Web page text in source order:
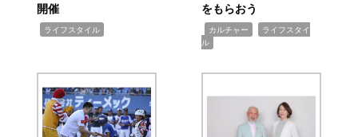
開催
ライフスタイル
をもらおう
カルチャー
ライフスタイ
ル